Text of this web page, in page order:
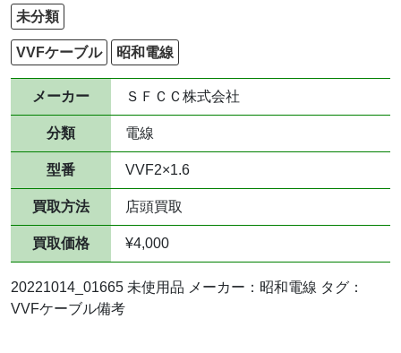
未分類
VVFケーブル 昭和電線
メーカー ＳＦＣＣ株式会社
分類 電線
型番 VVF2×1.6
買取方法 店頭買取
買取価格 ¥4,000
20221014_01665 未使用品 メーカー：昭和電線 タグ：
VVFケーブル備考